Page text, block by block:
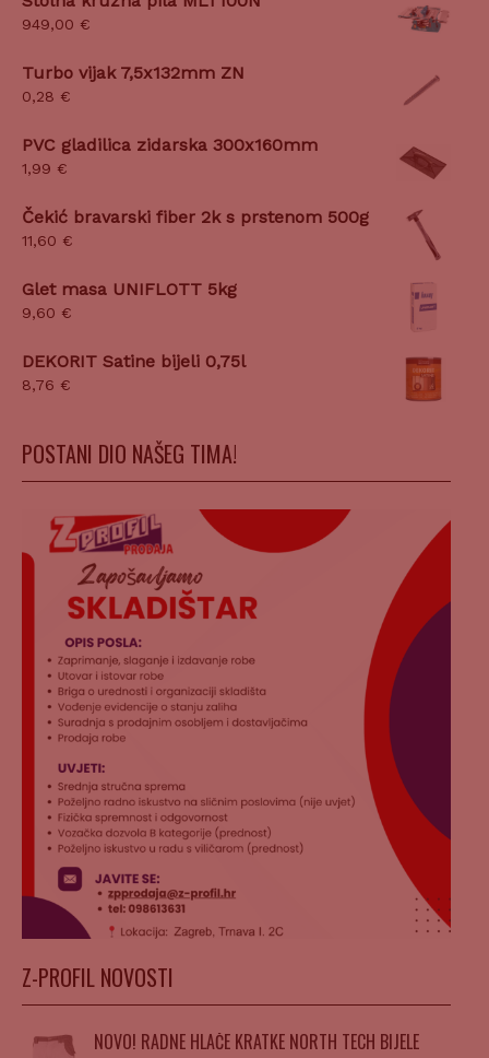
949,00 €
Turbo vijak 7,5x132mm ZN
0,28 €
PVC gladilica zidarska 300x160mm
1,99 €
Čekić bravarski fiber 2k s prstenom 500g
11,60 €
Glet masa UNIFLOTT 5kg
9,60 €
DEKORIT Satine bijeli 0,75l
8,76 €
POSTANI DIO NAŠEG TIMA!
Z-PROFIL NOVOSTI
NOVO! RADNE HLAČE KRATKE NORTH TECH BIJELE